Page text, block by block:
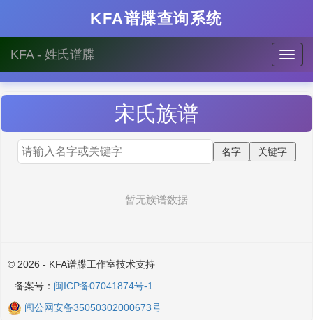
KFA谱牒查询系统
KFA - 姓氏谱牒
宋氏族谱
暂无族谱数据
© 2026 - KFA谱牒工作室技术支持
备案号： 闽ICP备07041874号-1
闽公网安备35050302000673号